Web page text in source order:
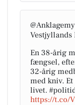
Vestjyllands
En 38-årig
fængsel,
32-årig
med kniv.
livet.
https://t.co/